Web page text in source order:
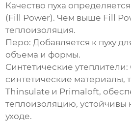
Качество пуха
(Fill Power). Чем выше Fill
теплоизоляция.
Перо: Добавляется к пуху
объема и формы.
Синтетические утеплители:
синтетические материалы,
Thinsulate и Primaloft,
теплоизоляцию, устойчивы
уходе.